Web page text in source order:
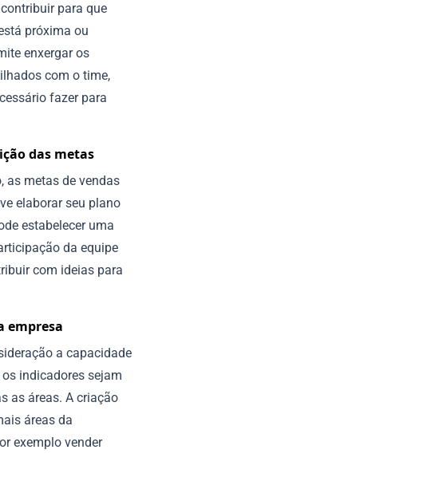
para que
próxima ou
enxergar os
com o time,
fazer para
das metas
as metas de vendas
elaborar seu plano
estabelecer uma
da equipe
com ideias para
empresa
a capacidade
indicadores sejam
as áreas. A criação
áreas da
exemplo vender